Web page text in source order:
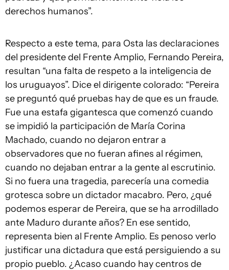
derechos humanos”.
Respecto a este tema, para Osta las declaraciones
del presidente del Frente Amplio, Fernando Pereira,
resultan “una falta de respeto a la inteligencia de
los uruguayos”. Dice el dirigente colorado: “Pereira
se preguntó qué pruebas hay de que es un fraude.
Fue una estafa gigantesca que comenzó cuando
se impidió la participación de María Corina
Machado, cuando no dejaron entrar a
observadores que no fueran afines al régimen,
cuando no dejaban entrar a la gente al escrutinio.
Si no fuera una tragedia, parecería una comedia
grotesca sobre un dictador macabro. Pero, ¿qué
podemos esperar de Pereira, que se ha arrodillado
ante Maduro durante años? En ese sentido,
representa bien al Frente Amplio. Es penoso verlo
justificar una dictadura que está persiguiendo a su
propio pueblo. ¿Acaso cuando hay centros de